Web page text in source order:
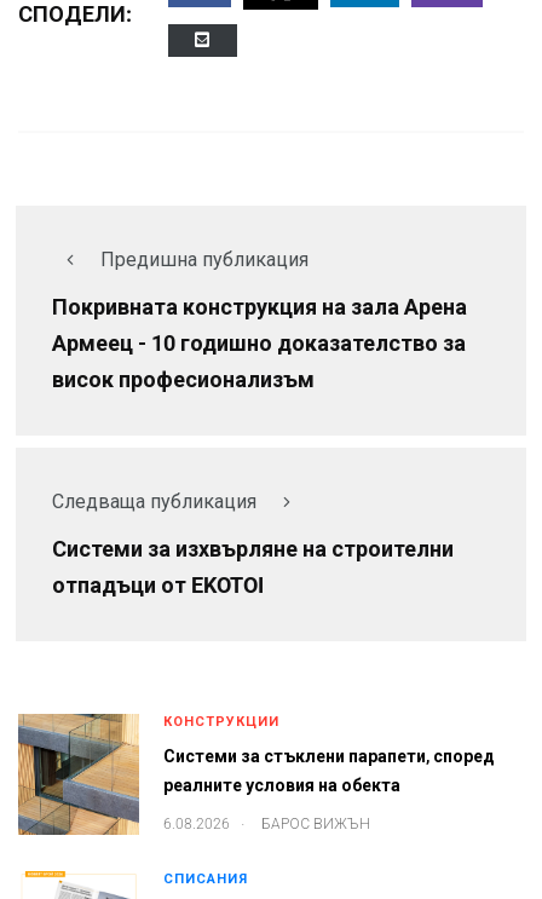
СПОДЕЛИ:
Предишна публикация
Покривната конструкция на зала Арена
Армеец - 10 годишно доказателство за
висок професионализъм
Следваща публикация
Системи за изхвърляне на строителни
отпадъци от EKOTOI
КОНСТРУКЦИИ
Системи за стъклени парапети, според
реалните условия на обекта
6.08.2026 БАРОС ВИЖЪН
СПИСАНИЯ